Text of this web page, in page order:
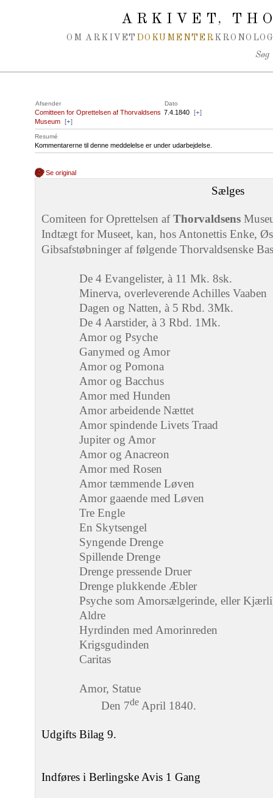
ARKIVET,
OM ARKIVET DOKUMENTER
Søg
Afsender Dato
Comitteen for Oprettelsen af Thorvaldsens
Museum
[+]
7.4.1840 [+]
Resumé
Kommentarerne til denne meddelelse er under udarbejdelse.
Se original
Sælges
Comiteen for Oprettelsen afThorvaldsens
Indtægt for Museet, kan, hos Antonettis Enke,
Gibsafstøbninger af følgende Thorvaldsenske
De 4 Evangelister, à 11 Mk. 8sk.
Minerva, overleverende Achilles Vaaben
Dagen og Natten, à 5 Rbd. 3Mk.
De 4 Aarstider, à 3 Rbd. 1Mk.
Amor og Psyche
Ganymed og Amor
Amor og Pomona
Amor og Bacchus
Amor med Hunden
Amor arbeidende Nættet
Amor spindende Livets Traad
Jupiter og Amor
Amor og Anacreon
Amor med Rosen
Amor tæmmende Løven
Amor gaaende med Løven
Tre Engle
En Skytsengel
Syngende Drenge
Spillende Drenge
Drenge pressende Druer
Drenge plukkende Æbler
Psyche som Amorsælgerinde, eller
Aldre
Hyrdinden med Amorinreden
Krigsgudinden
Caritas
Amor, Statue
Den 7de April 1840.
Udgifts Bilag 9.
Indføres i Berlingske Avis 1 Gang